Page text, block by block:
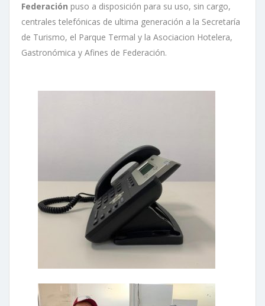
Federación puso a disposición para su uso, sin cargo,
centrales telefónicas de ultima generación a la Secretaría
de Turismo, el Parque Termal y la Asociacion Hotelera,
Gastronómica y Afines de Federación.